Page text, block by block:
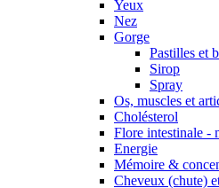
Yeux
Nez
Gorge
Pastilles et
Sirop
Spray
Os, muscles et
Cholésterol
Flore intestinale -
Energie
Mémoire &
Cheveux (chute)